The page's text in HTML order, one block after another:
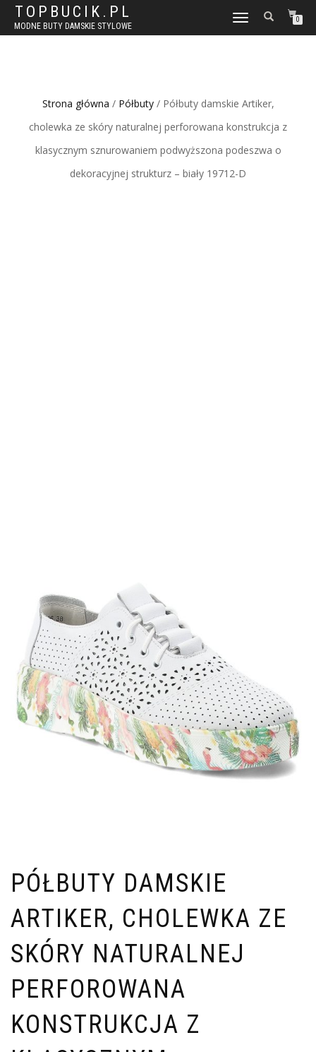
TOPBUCIK.PL
MODNE BUTY DAMSKIE STYLOWE
WŁĄCZ
NAWIGACJĘ
0
Strona główna / Półbuty/ Półbuty damskie Artiker,
cholewka ze skóry naturalnej perforowana konstrukcja z
klasycznym sznurowaniem podwyższona podeszwa o
dekoracyjnej strukturz – biały 19712-D
PÓŁBUTY DAMSKIE
ARTIKER, CHOLEWKA ZE
SKÓRY NATURALNEJ
PERFOROWANA
KONSTRUKCJA Z